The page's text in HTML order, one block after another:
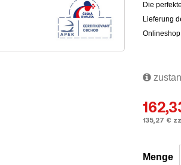
Die
Lieferung
135,27 €
Menge